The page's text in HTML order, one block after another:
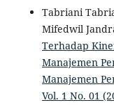
Tabriani
Mifedwil
Terhadap
Manajemen
Manajemen
Vol. 1 No. 01